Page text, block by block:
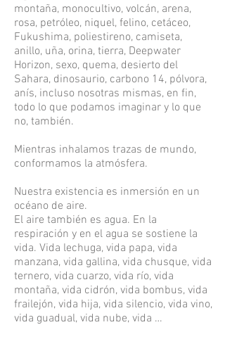
montaña, monocultivo, volcán, arena,
rosa, petróleo, niquel, felino, cetáceo,
Fukushima, poliestireno, camiseta,
anillo, uña, orina, tierra, Deepwater
Horizon, sexo, quema, desierto del
Sahara, dinosaurio, carbono 14, pólvora,
anís, incluso nosotras mismas, en fin,
todo lo que podamos imaginar y lo que
no, también.
Mientras inhalamos trazas de mundo,
conformamos la atmósfera.
Nuestra existencia es inmersión en un
océano de aire.
El aire también es agua. En la
respiración y en el agua se sostiene la
vida. Vida lechuga, vida papa, vida
manzana, vida gallina, vida chusque, vida
ternero, vida cuarzo, vida río, vida
montaña, vida cidrón, vida bombus, vida
frailejón, vida hija, vida silencio, vida vino,
vida guadual, vida nube, vida …